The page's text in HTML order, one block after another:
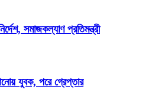
সমাজকল্যাণ প্রতিমন্ত্রী
যুবক, পরে গ্রেপ্তার